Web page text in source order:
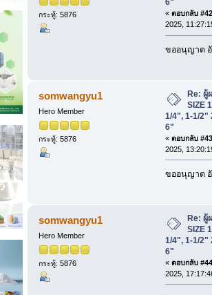
กระทู้: 5876
6"
« ตอบกลับ
2025,
ขออนุญาต
somwangyu1
Hero Member
กระทู้: 5876
Re: ผู้
SIZE
1/4", 1-1/2"
6"
« ตอบกลับ
2025,
ขออนุญาต
somwangyu1
Hero Member
กระทู้: 5876
Re: ผู้
SIZE
1/4", 1-1/2"
6"
« ตอบกลับ
2025,